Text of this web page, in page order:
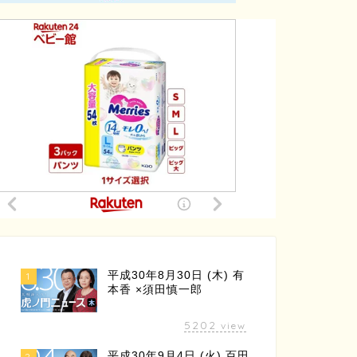
1
平成30年8月30日 (木) 有
本香 ×須田慎一郎
5202 view